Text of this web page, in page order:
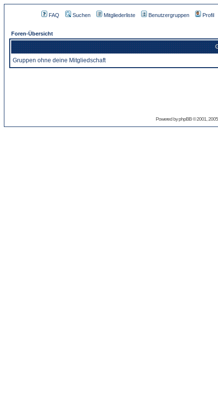
FAQ Suchen Mitgliederliste Benutzergruppen Profil
Foren-Übersicht
Gruppen ohne deine Mitgliedschaft
Powered byphpBB© 2001,